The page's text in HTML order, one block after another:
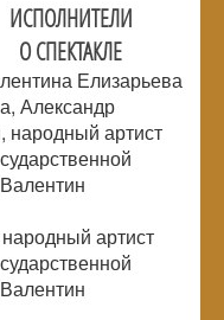
ИСПОЛНИТЕЛИ
О СПЕКТАКЛЕ
Елизарьева
Александр
народный артист
артист